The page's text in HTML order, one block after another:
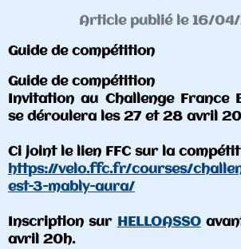
Article publié le 16/
Guide de compétition
Guide de compétition
Invitation au Challenge France
se déroulera les 27 et 28 avril
Ci joint le lien FFC sur la
https://velo.ffc.fr/courses/
est-3-mably-aura/
Inscription sur HELLOASSO
avril 20h.